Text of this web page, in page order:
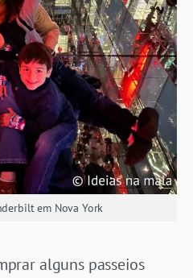
em Nova York
alguns passeios